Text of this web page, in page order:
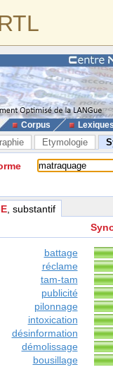
Corpus
Etymologie
, substantif
battage
réclame
tam-tam
publicité
pilonnage
intoxication
désinformation
démolissage
bousillage